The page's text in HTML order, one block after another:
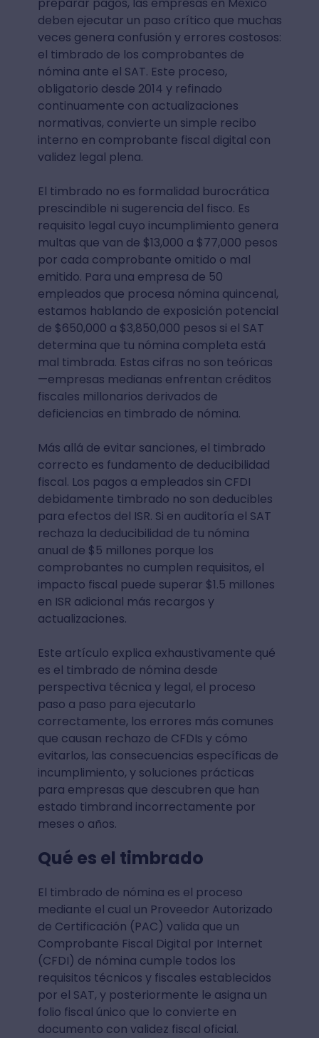
deben ejecutar un paso crítico que muchas
veces genera confusión y errores costosos:
el timbrado de los comprobantes de
nómina ante el SAT. Este proceso,
obligatorio desde 2014 y refinado
continuamente con actualizaciones
normativas, convierte un simple recibo
interno en comprobante fiscal digital con
validez legal plena.
El timbrado no es formalidad burocrática
prescindible ni sugerencia del fisco. Es
requisito legal cuyo incumplimiento genera
multas que van de $13,000 a $77,000 pesos
por cada comprobante omitido o mal
emitido. Para una empresa de 50
empleados que procesa nómina quincenal,
estamos hablando de exposición potencial
de $650,000 a $3,850,000 pesos si el SAT
determina que tu nómina completa está
mal timbrada. Estas cifras no son teóricas
—empresas medianas enfrentan créditos
fiscales millonarios derivados de
deficiencias en timbrado de nómina.
Más allá de evitar sanciones, el timbrado
correcto es fundamento de deducibilidad
fiscal. Los pagos a empleados sin CFDI
debidamente timbrado no son deducibles
para efectos del ISR. Si en auditoría el SAT
rechaza la deducibilidad de tu nómina
anual de $5 millones porque los
comprobantes no cumplen requisitos, el
impacto fiscal puede superar $1.5 millones
en ISR adicional más recargos y
actualizaciones.
Este artículo explica exhaustivamente qué
es el timbrado de nómina desde
perspectiva técnica y legal, el proceso
paso a paso para ejecutarlo
correctamente, los errores más comunes
que causan rechazo de CFDIs y cómo
evitarlos, las consecuencias específicas de
incumplimiento, y soluciones prácticas
para empresas que descubren que han
estado timbrand incorrectamente por
meses o años.
Qué es el timbrado
El timbrado de nómina es el proceso
mediante el cual un Proveedor Autorizado
de Certificación (PAC) valida que un
Comprobante Fiscal Digital por Internet
(CFDI) de nómina cumple todos los
requisitos técnicos y fiscales establecidos
por el SAT, y posteriormente le asigna un
folio fiscal único que lo convierte en
documento con validez fiscal oficial.